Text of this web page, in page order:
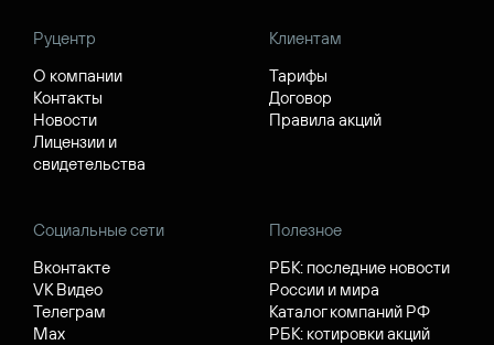
Руцентр
О компании
Контакты
Новости
Лицензии и
свидетельства
Клиентам
Тарифы
Договор
Правила акций
Социальные сети
Вконтакте
VK Видео
Телеграм
Max
Полезное
РБК: последние новости
России и мира
Каталог компаний РФ
РБК: котировки акций